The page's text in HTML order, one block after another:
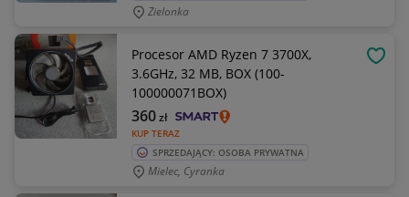
Zielonka
Procesor AMD Ryzen 7 3700X,
3.6GHz, 32 MB, BOX (100-
100000071BOX)
KUP TERAZ
360zł
SPRZEDAJĄCY: OSOBA PRYWATNA
Mielec, Cyranka